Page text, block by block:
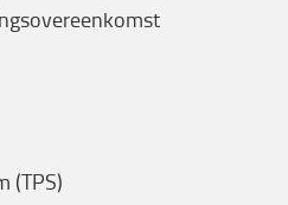
(TPS)